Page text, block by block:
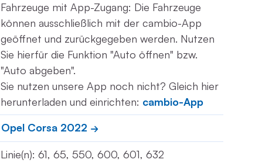
Fahrzeuge mit App-Zugang: Die Fahrzeuge
können ausschließlich mit der cambio-App
geöffnet und zurückgegeben werden. Nutzen
Sie hierfür die Funktion "Auto öffnen" bzw.
"Auto abgeben".
Sie nutzen unsere App noch nicht? Gleich hier
herunterladen und einrichten: cambio-App
Opel Corsa 2022
Linie(n): 61, 65, 550, 600, 601, 632